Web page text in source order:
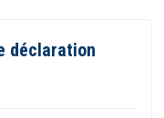
déclaration